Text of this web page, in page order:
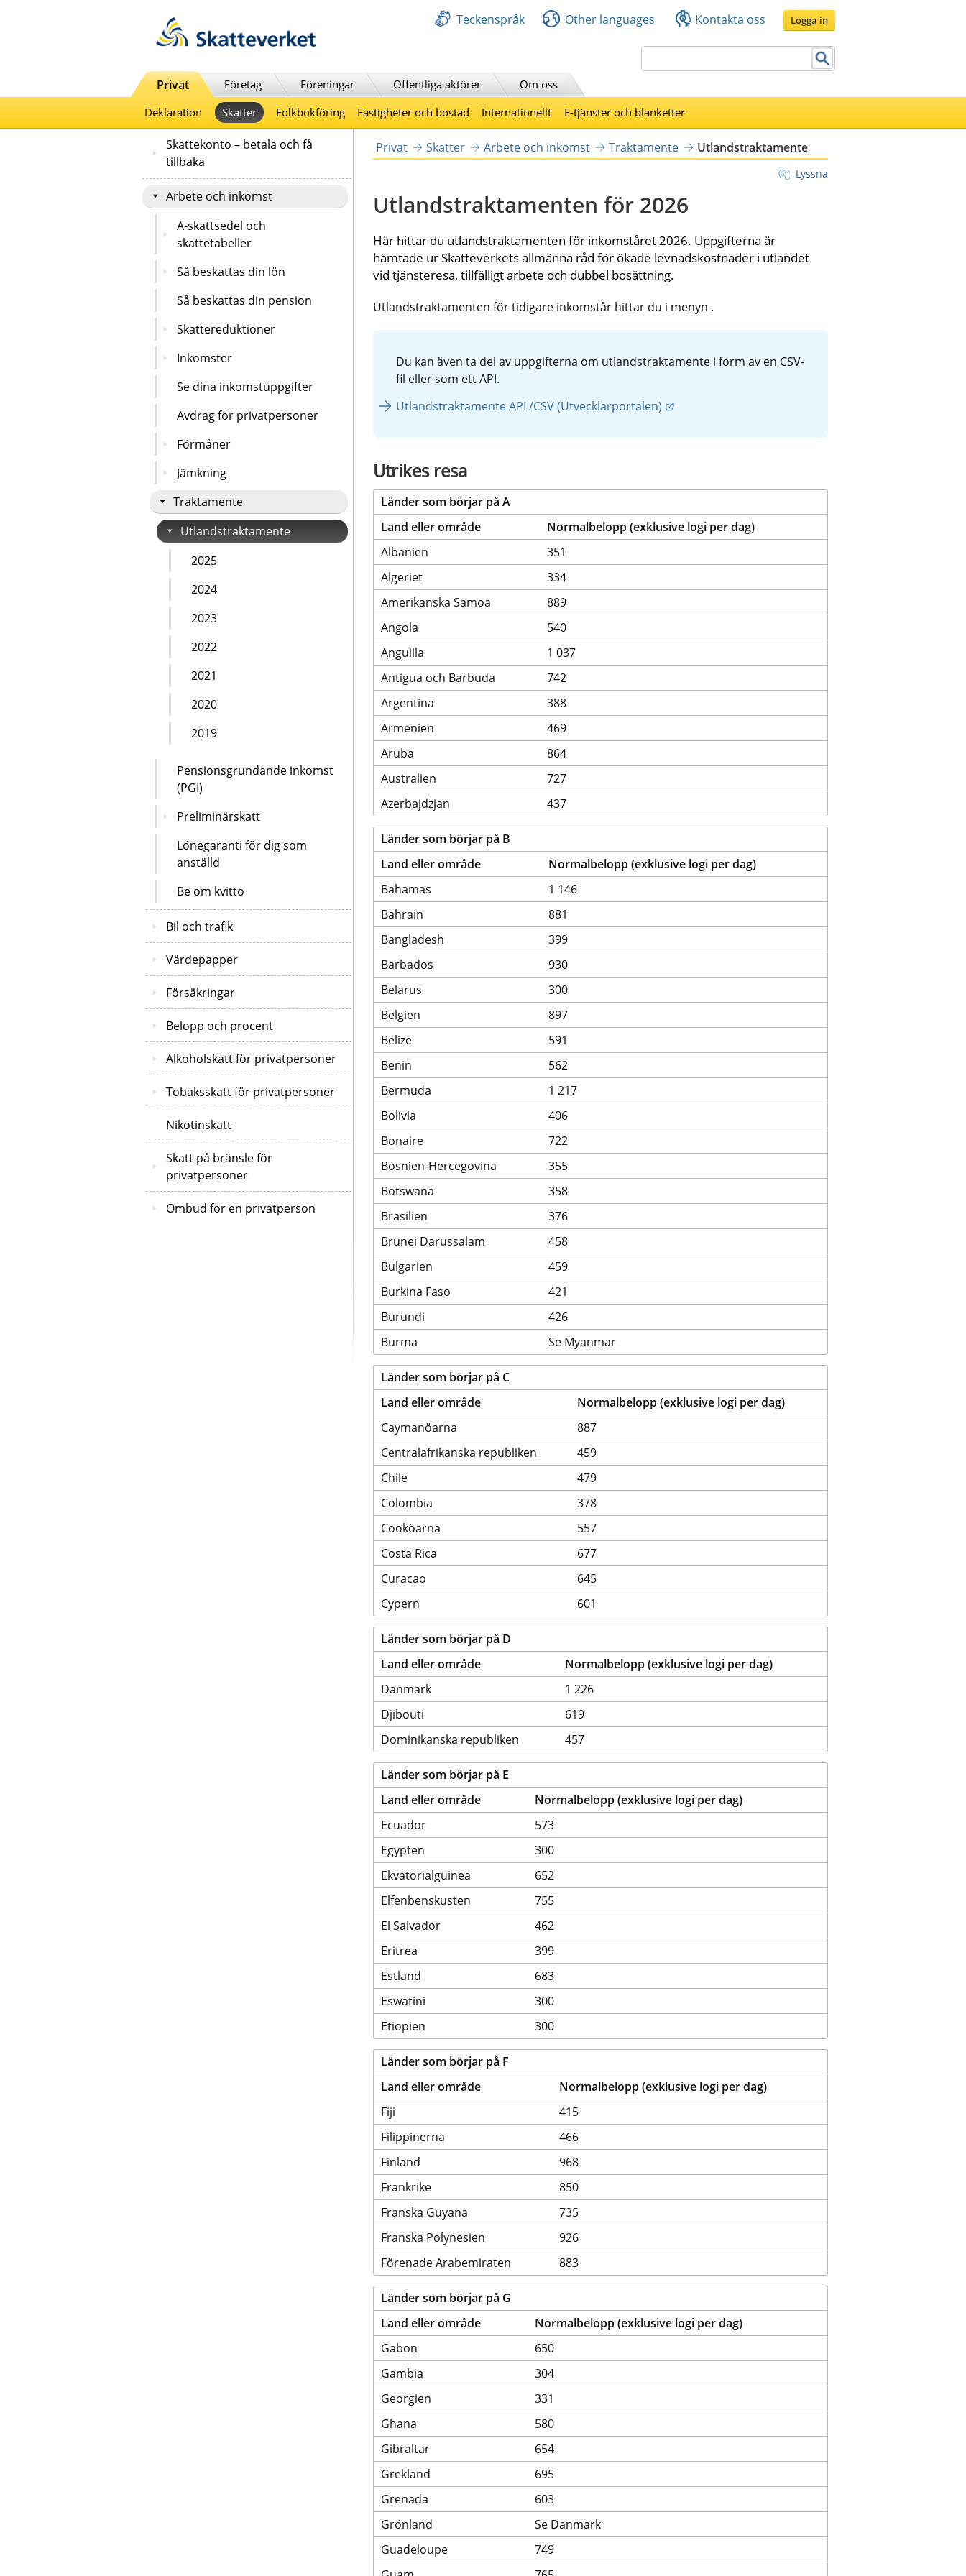
Teckenspråk Other languages Kontakta oss Logga in
Privat Företag Föreningar Offentliga aktörer
Om oss
Deklaration
Skatter Folkbokföring Fastigheter och bostad Internationellt E-tjänster och blanketter
Skattekonto – betala och få
tillbaka
Arbete och inkomst
A-skattsedel och
skattetabeller
Så beskattas din lön
Så beskattas din pension
Skattereduktioner
Inkomster
Se dina inkomstuppgifter
Avdrag för privatpersoner
Förmåner
Jämkning
Traktamente
Utlandstraktamente
2025
2024
2023
2022
2021
2020
2019
Pensionsgrundande inkomst
(PGI)
Preliminärskatt
Lönegaranti för dig som
anställd
Be om kvitto
Bil och trafik
Värdepapper
Försäkringar
Belopp och procent
Alkoholskatt för privatpersoner
Tobaksskatt för privatpersoner
Nikotinskatt
Skatt på bränsle för
privatpersoner
Ombud för en privatperson
Privat Skatter Arbete och inkomst Traktamente Utlandstraktamente
Lyssna
Utlandstraktamenten för 2026
Här hittar du utlandstraktamenten för inkomståret 2026. Uppgifterna är
hämtade ur Skatteverkets allmänna råd för ökade levnadskostnader i utlandet
vid tjänsteresa, tillfälligt arbete och dubbel bosättning.
Utlandstraktamenten för tidigare inkomstår hittar du i menyn .
Du kan även ta del av uppgifterna om utlandstraktamente i form av en CSV-
fil eller som ett API.
Utlandstraktamente API /CSV (Utvecklarportalen)
Länk till annan webbplats.
Utrikes resa
‌Länder som börjar på A
Land eller område
Normalbelopp (exklusive logi per dag)
Albanien
351
Algeriet
334
Amerikanska Samoa
889
Angola
540
Anguilla
1 037
Antigua och Barbuda
742
Argentina
388
Armenien
469
Aruba
864
Australien
727
Azerbajdzjan
437
Länder som börjar på B
Land eller område
Normalbelopp (exklusive logi per dag)
Bahamas
1 146
Bahrain
881
Bangladesh
399
Barbados
930
Belarus
300
Belgien
897
Belize
591
Benin
562
Bermuda
1 217
Bolivia
406
Bonaire
722
Bosnien-Hercegovina
355
Botswana
358
Brasilien
376
Brunei Darussalam
458
Bulgarien
459
Burkina Faso
421
Burundi
426
Burma
Se Myanmar
Länder som börjar på C
Land eller område
Normalbelopp (exklusive logi per dag)
Caymanöarna
887
Centralafrikanska republiken
459
Chile
479
Colombia
378
Cooköarna
557
Costa Rica
677
Curacao
645
Cypern
601
Länder som börjar på D
Land eller område
Normalbelopp (exklusive logi per dag)
Danmark
1 226
Djibouti
619
Dominikanska republiken
457
Länder som börjar på E
Land eller område
Normalbelopp (exklusive logi per dag)
Ecuador
573
Egypten
300
Ekvatorialguinea
652
Elfenbenskusten
755
El Salvador
462
Eritrea
399
Estland
683
Eswatini
300
Etiopien
300
Länder som börjar på F
Land eller område
Normalbelopp (exklusive logi per dag)
Fiji
415
Filippinerna
466
Finland
968
Frankrike
850
Franska Guyana
735
Franska Polynesien
926
Förenade Arabemiraten
883
Länder som börjar på G
Land eller område
Normalbelopp (exklusive logi per dag)
Gabon
650
Gambia
304
Georgien
331
Ghana
580
Gibraltar
654
Grekland
695
Grenada
603
Grönland
Se Danmark
Guadeloupe
749